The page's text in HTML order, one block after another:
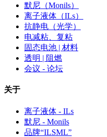
默尼（Monils）
离子液体（ILs）
抗静电（光学）
电减粘、复粘
固态电池 | 材料
透明 | 阻燃
会议 - 论坛
关于
离子液体 - ILs
默尼 - Monils
品牌“ILSML”